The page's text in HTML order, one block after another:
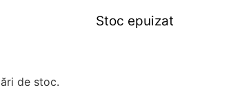
Stoc epuizat
de stoc.